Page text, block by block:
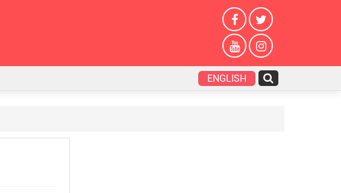
ENGLISH